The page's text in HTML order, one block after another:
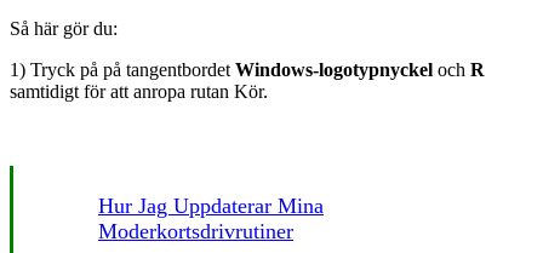
Så här gör du:
1) Tryck på på tangentbordet Windows-logotypnyckel och R
samtidigt för att anropa rutan Kör.
Hur Jag Uppdaterar Mina
Moderkortsdrivrutiner